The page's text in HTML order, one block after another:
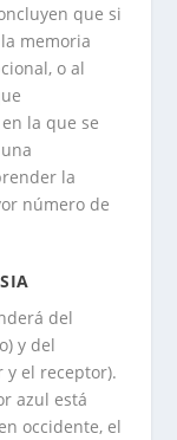
que si
memoria
o al
la que se
la
número de
del
y del
y el receptor).
azul está
occidente, el